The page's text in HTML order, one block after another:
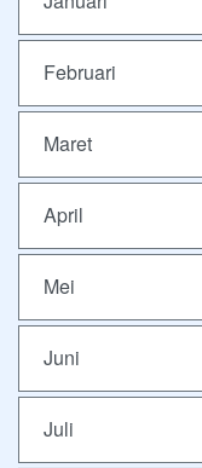
Februari
Maret
April
Mei
Juni
Juli